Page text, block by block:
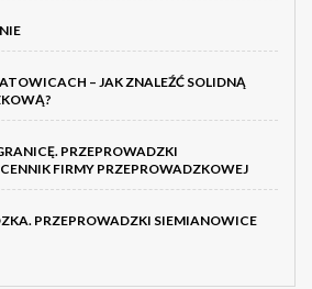
– JAK ZNALEŹĆ SOLIDNĄ
PRZEPROWADZKI
FIRMY PRZEPROWADZKOWEJ
PRZEPROWADZKI SIEMIANOWICE